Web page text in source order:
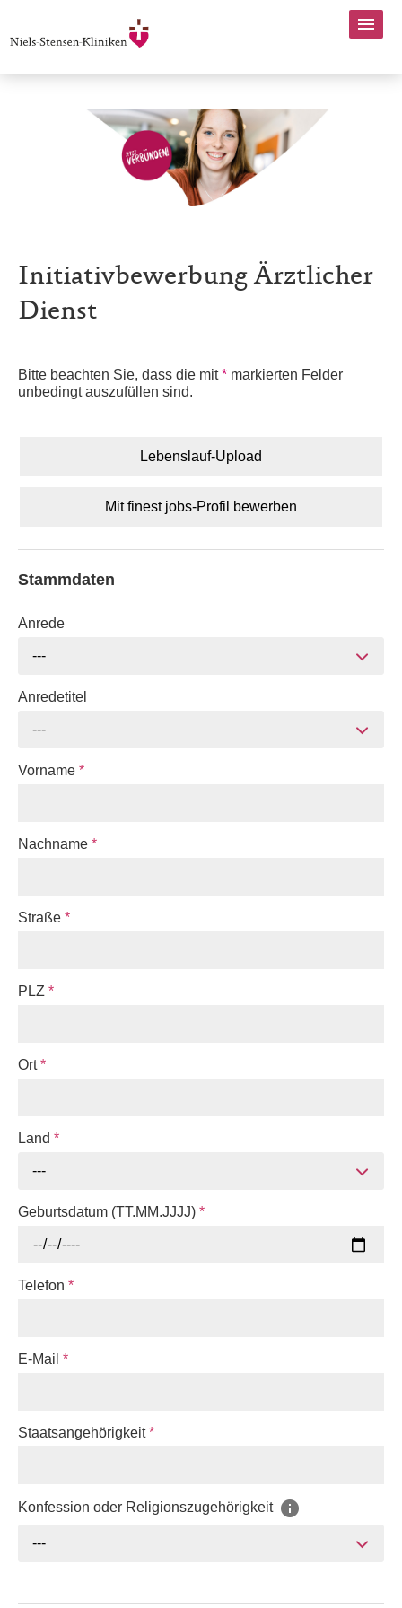
Initiativbewerbung Ärztlicher
Dienst
Bitte beachten Sie, dass die mit* markierten Felder
unbedingt auszufüllen sind.
Lebenslauf-Upload
Mit finest jobs-Profil bewerben
Stammdaten
Anrede
---
Anredetitel
---
Vorname *
Nachname *
Straße *
PLZ *
Ort*
Land *
---
Geburtsdatum (TT.MM.JJJJ) *
Telefon *
E-Mail *
Staatsangehörigkeit*
Konfession oder Religionszugehörigkeit
---